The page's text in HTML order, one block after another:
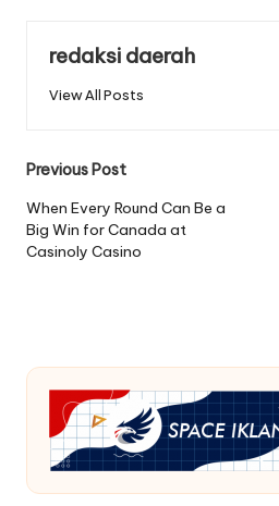
redaksi daerah
View All Posts
Post
navigation
Previous Post
When Every Round Can Be a
Big Win for Canada at
Casinoly Casino